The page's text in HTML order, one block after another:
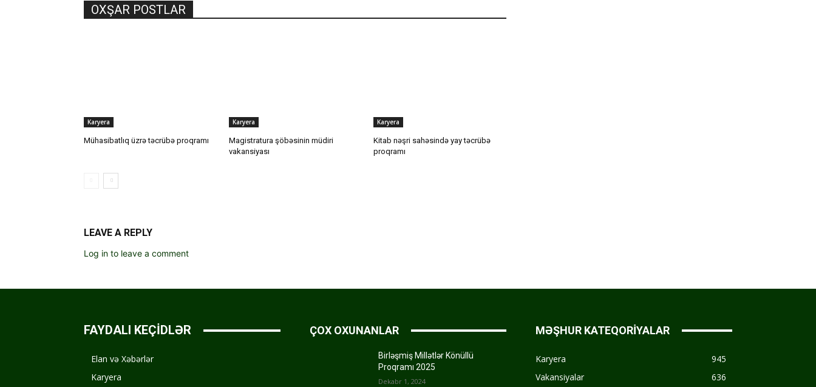
OXŞAR POSTLAR
Karyera
Mühasibatlıq üzrə təcrübə proqramı
Karyera
Magistratura şöbəsinin müdiri
vakansiyası
Karyera
Kitab nəşri sahəsində yay təcrübə
proqramı
LEAVE A REPLY
Log in to leave a comment
FAYDALI KEÇİDLƏR
Elan və Xəbərlər
Karyera
ÇOX OXUNANLAR
Birləşmiş Millətlər Könüllü
Proqramı 2025
Dekabr 1, 2024
MƏŞHUR KATEQORİYALAR
Karyera
945
Vakansiyalar
636